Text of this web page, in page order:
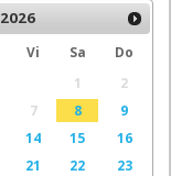
2026
Vi Sa
Do
1
2
7 8
9
14 15
16
21 22
23